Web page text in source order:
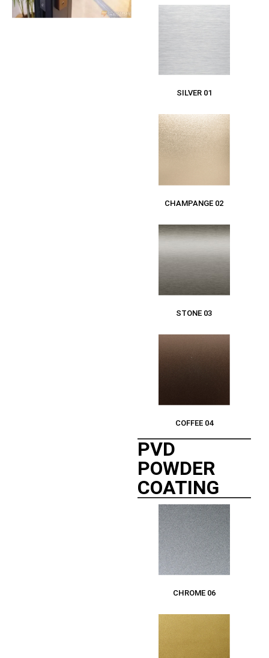
SILVER 01
CHAMPANGE 02
STONE 03
COFFEE 04
PVD
POWDER
COATING
CHROME 06